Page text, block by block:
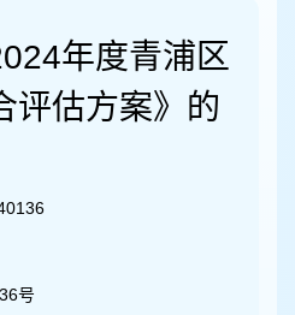
年度青浦区
评估方案》的
号